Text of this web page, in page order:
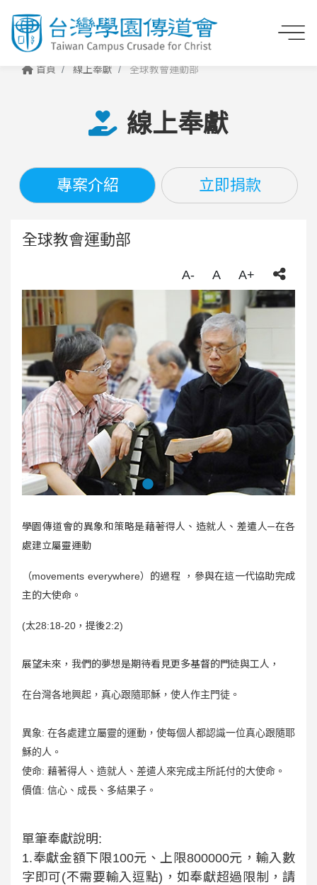
首頁 線上奉獻 全球教會運動部
線上奉獻
專案介紹 立即捐款
全球教會運動部
A- A A+
學園傳道會的異象和策略是藉著得人、造就人、差遣人─在各
處建立屬靈運動
（movements everywhere）的過程
，參與在這一代協助完成
主的大使命。
(太28:18-20 ，提後2:2)
展望未來，我們的夢想是期待看見更多基督的門徒與工人，
在台灣各地興起，真心跟隨耶穌，使人作主門徒。
異象: 在各處建立屬靈的運動，使每個人都認識一位真心跟隨耶
穌的人。
使命: 藉著得人、造就人、差遣人來完成主所託付的大使命。
價值: 信心、成長、多結果子。
單筆奉獻說明:
1.奉獻金額下限100元、上限800000元，輸入數
字即可(不需要輸入逗點)，如奉獻超過限制，請